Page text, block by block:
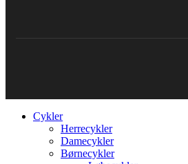
Cykler
Herrecykler
Damecykler
Børnecykler